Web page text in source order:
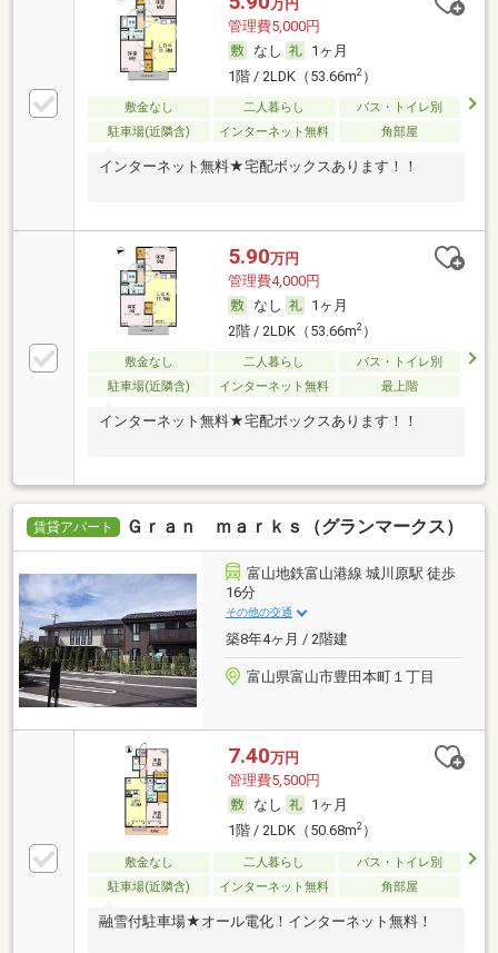
万円
管理費5,000円
なし
1ヶ月
1階 / 2LDK（53.66m2）
敷金なし 二人暮らし
バス・トイレ別
駐車場(近隣含)
インターネット無料 角部屋
インターネット無料★宅配ボックスあります！！
5.90万円
管理費4,000円
なし
1ヶ月
2階 / 2LDK（53.66m2）
敷金なし 二人暮らし
バス・トイレ別
駐車場(近隣含)
インターネット無料 最上階
インターネット無料★宅配ボックスあります！！
賃貸アパート Ｇｒａｎ ｍａｒｋｓ（グランマークス）
富山地鉄富山港線 城川原駅 徒歩
16分
その他の交通
築8年4ヶ月 / 2階建
富山県富山市豊田本町１丁目
7.40万円
管理費5,500円
なし
1ヶ月
1階 / 2LDK（50.68m2）
敷金なし 二人暮らし
バス・トイレ別
駐車場(近隣含)
インターネット無料 角部屋
融雪付駐車場★オール電化！インターネット無料！